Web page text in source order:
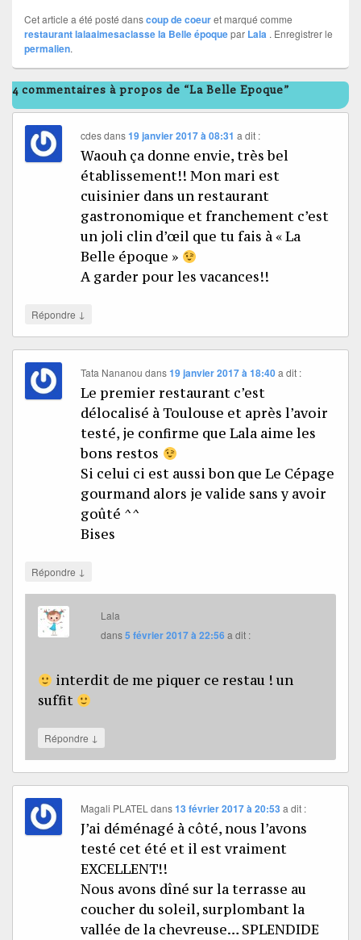
Cet article a été posté danscoup de coeuret marqué comme
restaurant lalaaimesaclasse la Belle époquepar Lala . Enregistrer le
permalien.
4 commentaires à propos de “La Belle Epoque”
cdesdans19 janvier 2017 à 08:31 a dit :
Waouh ça donne envie, très bel
établissement!! Mon mari est
cuisinier dans un restaurant
gastronomique et franchement c’est
un joli clin d’œil que tu fais à « La
Belle époque »
A garder pour les vacances!!
Répondre ↓
Tata Nananou dans19 janvier 2017 à 18:40 a dit :
Le premier restaurant c’est
délocalisé à Toulouse et après l’avoir
testé, je confirme que Lala aime les
bons restos
Si celui ci est aussi bon que Le Cépage
gourmand alors je valide sans y avoir
goûté ^^
Bises
Répondre ↓
Lala
dans5 février 2017 à 22:56 a dit :
interdit de me piquer ce restau ! un
suffit
Répondre ↓
Magali PLATEL dans13 février 2017 à 20:53 a dit :
J’ai déménagé à côté, nous l’avons
testé cet été et il est vraiment
EXCELLENT!!
Nous avons dîné sur la terrasse au
coucher du soleil, surplombant la
vallée de la chevreuse… SPLENDIDE